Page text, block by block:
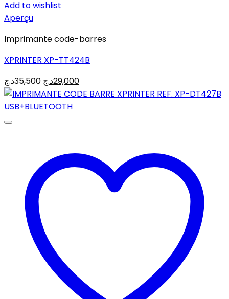
Add to wishlist
Aperçu
Imprimante code-barres
XPRINTER XP-TT424B
35,500د.ج
Le
prix
initial
29,000د.ج
Le
prix